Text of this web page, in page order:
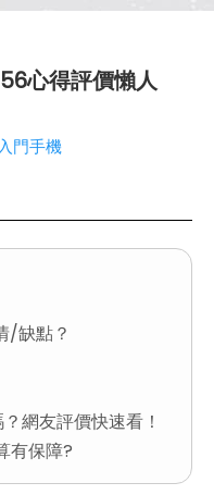
心得評價懶人
門手機
/缺點？
網友評價快速看！
有保障?